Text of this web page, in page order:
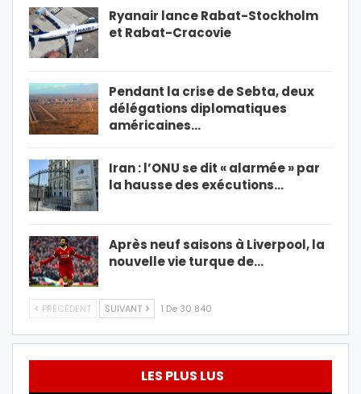
Ryanair lance Rabat-Stockholm
et Rabat-Cracovie
Pendant la crise de Sebta, deux
délégations diplomatiques
américaines…
Iran : l’ONU se dit « alarmée » par
la hausse des exécutions…
Après neuf saisons à Liverpool, la
nouvelle vie turque de…
PRÉCÉDENT SUIVANT 1 De 30 840
LES PLUS LUS